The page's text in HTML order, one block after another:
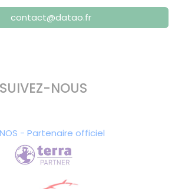
contact@datao.fr
SUIVEZ-NOUS